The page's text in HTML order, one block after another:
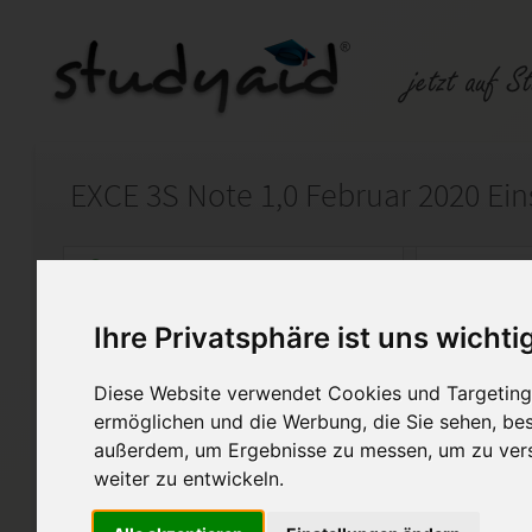
Ihre Privatsphäre ist uns
Diese Website verwendet Cookies und
ermöglichen und die Werbung, die Sie sehen,
außerdem, um Ergebnisse zu messen, um zu
weiter zu entwickeln.
Auf StudyAid.de verkaufen
Startseite Sonstiges
Tabellenkalkulation mit
Vollständig, ohne Fehler,
!!! ACHTUNG 2 DOWNLOADS
Aktuelle Einsendeaufgabe